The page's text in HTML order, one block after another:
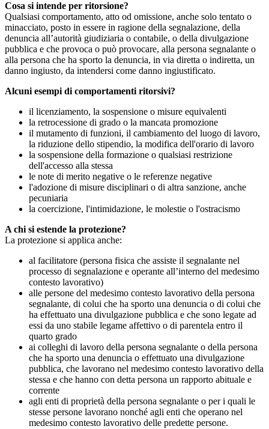
Cosa si intende per ritorsione?
Qualsiasi comportamento, atto od omissione, anche solo tentato o
minacciato, posto in essere in ragione della segnalazione, della
denuncia all’autorità giudiziaria o contabile, o della divulgazione
pubblica e che provoca o può provocare, alla persona segnalante o
alla persona che ha sporto la denuncia, in via diretta o indiretta, un
danno ingiusto, da intendersi come danno ingiustificato.
Alcuni esempi di comportamenti ritorsivi?
il licenziamento, la sospensione o misure equivalenti
la retrocessione di grado o la mancata promozione
il mutamento di funzioni, il cambiamento del luogo di lavoro,
la riduzione dello stipendio, la modifica dell'orario di lavoro
la sospensione della formazione o qualsiasi restrizione
dell'accesso alla stessa
le note di merito negative o le referenze negative
l'adozione di misure disciplinari o di altra sanzione, anche
pecuniaria
la coercizione, l'intimidazione, le molestie o l'ostracismo
A chi si estende la protezione?
La protezione si applica anche:
al facilitatore (persona fisica che assiste il segnalante nel
processo di segnalazione e operante all’interno del medesimo
contesto lavorativo)
alle persone del medesimo contesto lavorativo della persona
segnalante, di colui che ha sporto una denuncia o di colui che
ha effettuato una divulgazione pubblica e che sono legate ad
essi da uno stabile legame affettivo o di parentela entro il
quarto grado
ai colleghi di lavoro della persona segnalante o della persona
che ha sporto una denuncia o effettuato una divulgazione
pubblica, che lavorano nel medesimo contesto lavorativo della
stessa e che hanno con detta persona un rapporto abituale e
corrente
agli enti di proprietà della persona segnalante o per i quali le
stesse persone lavorano nonché agli enti che operano nel
medesimo contesto lavorativo delle predette persone.